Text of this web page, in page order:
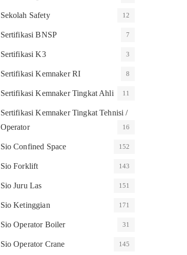
Sekolah Safety 12
Sertifikasi BNSP 7
Sertifikasi K3 3
Sertifikasi Kemnaker RI 8
Sertifikasi Kemnaker Tingkat Ahli 11
Sertifikasi Kemnaker Tingkat Tehnisi /
Operator
16
Sio Confined Space 152
Sio Forklift 143
Sio Juru Las 151
Sio Ketinggian 171
Sio Operator Boiler 31
Sio Operator Crane 145